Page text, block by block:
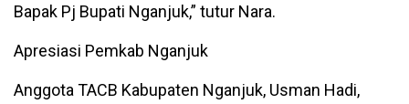
Bapak Pj Bupati Nganjuk,” tutur Nara.
Apresiasi Pemkab Nganjuk
Anggota TACB Kabupaten Nganjuk, Usman Hadi,